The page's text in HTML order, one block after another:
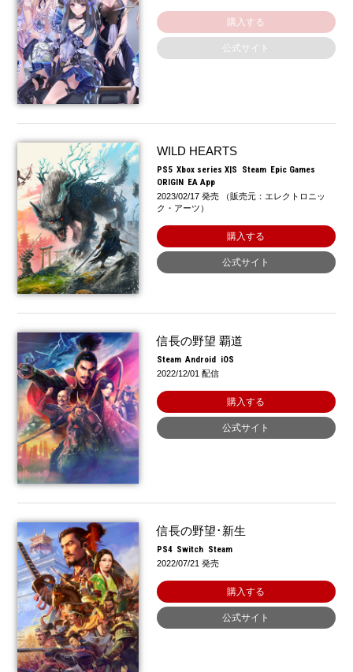
購入する
公式サイト
WILD HEARTS
PS5 Xbox series X|S Steam Epic Games
ORIGIN
EA App
2023/02/17 発売 （販売元：エレクトロニッ
ク・アーツ）
購入する
公式サイト
信長の野望 覇道
Steam Android iOS
2022/12/01 配信
購入する
公式サイト
信長の野望･新生
PS4 Switch Steam
2022/07/21 発売
購入する
公式サイト